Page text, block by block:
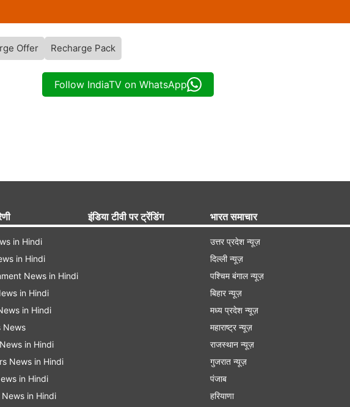
Offer Recharge Pack
Follow IndiaTV on WhatsApp
in Hindi
in Hindi
News in Hindi
in Hindi
in Hindi
News
in Hindi
News in Hindi
in Hindi
in Hindi
इंडिया टीवी पर ट्रेंडिंग भारत समाचार
उत्तर प्रदेश न्यूज़
दिल्ली न्यूज़
पश्चिम बंगाल न्यूज़
बिहार न्यूज़
मध्य प्रदेश न्यूज़
महाराष्ट्र न्यूज़
राजस्थान न्यूज़
गुजरात न्यूज़
पंजाब
हरियाणा